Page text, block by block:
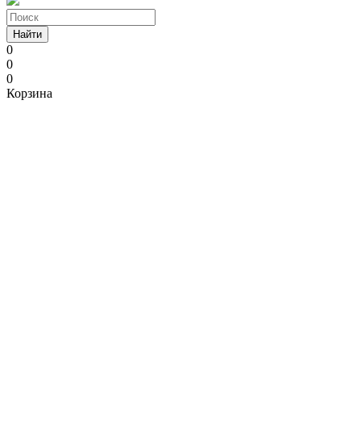
Найти
0
0
0
Корзина